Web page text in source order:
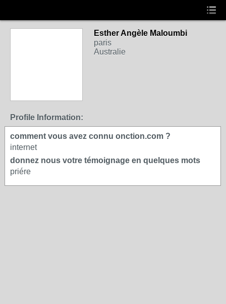
Esther Angèle Maloumbi
paris
Australie
Profile Information:
comment vous avez connu onction.com ?
internet
donnez nous votre témoignage en quelques mots
priére